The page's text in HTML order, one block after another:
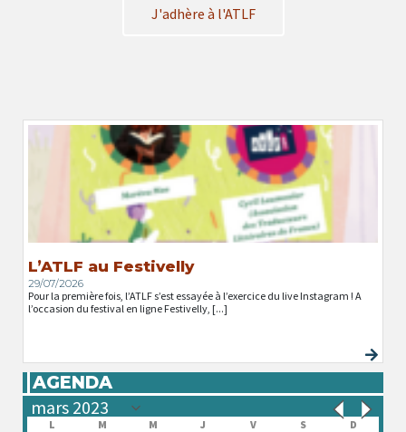
J'adhère à l'ATLF
L’ATLF au Festivelly
29/07/2026
Pour la première fois, l’ATLF s’est essayée à l’exercice du live Instagram ! A
l’occasion du festival en ligne Festivelly, [...]
AGENDA
L M M J V S D